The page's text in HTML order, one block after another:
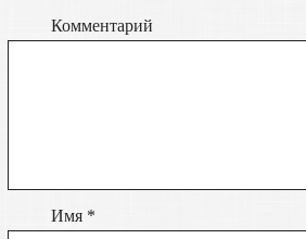
Комментарий
Имя *